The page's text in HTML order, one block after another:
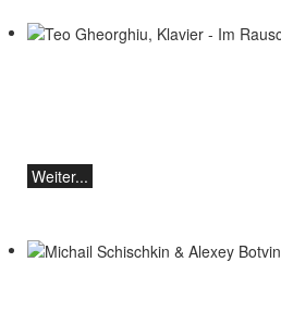
Weiter...